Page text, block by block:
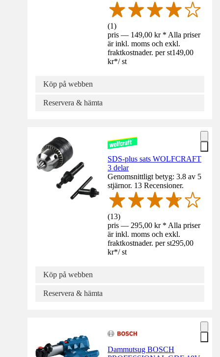
(1)
pris — 149,00 kr * Alla priser
är inkl. moms och exkl.
fraktkostnader. per st149,00
kr*/ st
Köp på webben
Reservera & hämta
SDS-plus sats WOLFCRAFT
3 delar
Genomsnittligt betyg: 3.8 av 5
stjärnor. 13 Recensioner.
(13)
pris — 295,00 kr * Alla priser
är inkl. moms och exkl.
fraktkostnader. per st295,00
kr*/ st
Köp på webben
Reservera & hämta
Dammutsug BOSCH